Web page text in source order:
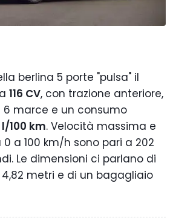
berlina 5 porte "pulsa" il
116 CV, con trazione anteriore,
marce e un consumo
100 km. Velocità massima e
a 100 km/h sono pari a 202
Le dimensioni ci parlano di
metri e di un bagagliaio